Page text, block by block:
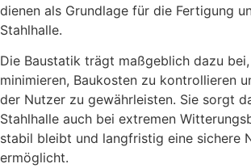
dienen als Grundlage für die Fertigung
Stahlhalle.
Die Baustatik trägt maßgeblich dazu bei,
minimieren, Baukosten zu kontrollieren
der Nutzer zu gewährleisten. Sie sorgt
Stahlhalle auch bei extremen
stabil bleibt und langfristig eine sichere
ermöglicht.